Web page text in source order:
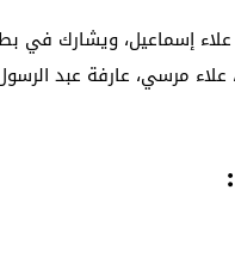
إسماعيل، ويشارك في
مرسي، عارفة عبد